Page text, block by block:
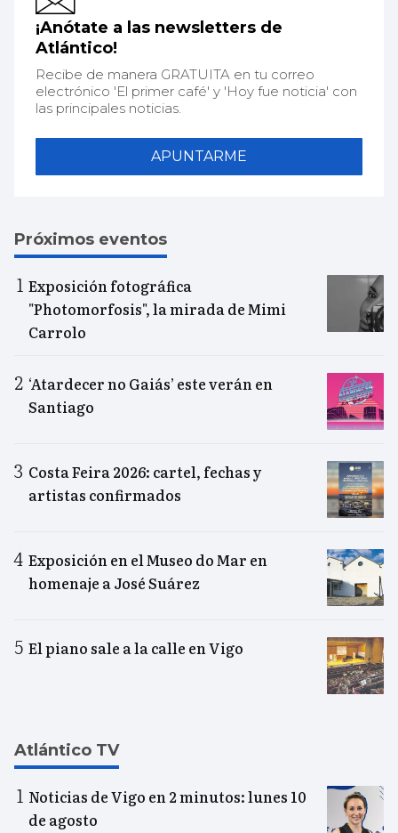
¡Anótate a las newsletters de
Atlántico!
Recibe de manera GRATUITA en tu correo
electrónico 'El primer café' y 'Hoy fue noticia' con
las principales noticias.
APUNTARME
Próximos eventos
Exposición fotográfica
"Photomorfosis", la mirada de Mimi
Carrolo
‘Atardecer no Gaiás’ este verán en
Santiago
Costa Feira 2026: cartel, fechas y
artistas confirmados
Exposición en el Museo do Mar en
homenaje a José Suárez
El piano sale a la calle en Vigo
Atlántico TV
Noticias de Vigo en 2 minutos: lunes 10
de agosto